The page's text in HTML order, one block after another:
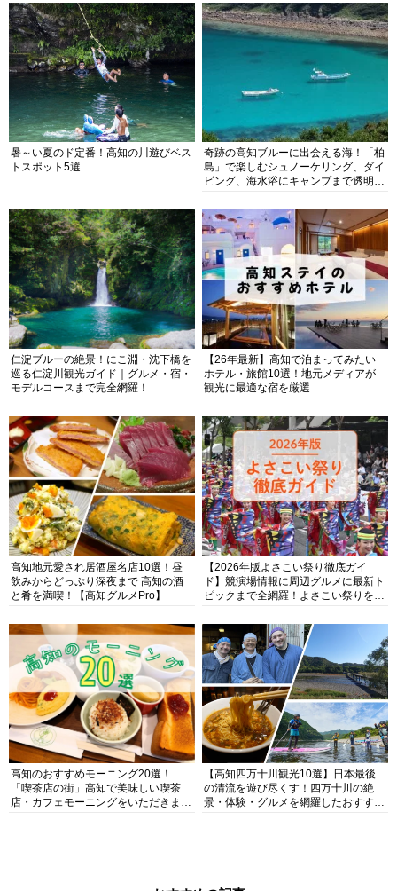
暑～い夏のド定番！高知の川遊びベス
トスポット5選
奇跡の高知ブルーに出会える海！「柏
島」で楽しむシュノーケリング、ダイ
ビング、海水浴にキャンプまで透明度
仁淀ブルーの絶景！にこ淵・沈下橋を
巡る仁淀川観光ガイド｜グルメ・宿・
モデルコースまで完全網羅！
【26年最新】高知で泊まってみたい
ホテル・旅館10選！地元メディアが
観光に最適な宿を厳選
高知地元愛され居酒屋名店10選！昼
飲みからどっぷり深夜まで 高知の酒
と肴を満喫！【高知グルメPro】
【2026年版よさこい祭り徹底ガイ
ド】競演場情報に周辺グルメに最新ト
ピックまで全網羅！よさこい祭りを満
高知のおすすめモーニング20選！
「喫茶店の街」高知で美味しい喫茶
店・カフェモーニングをいただきま
【高知四万十川観光10選】日本最後
の清流を遊び尽くす！四万十川の絶
景・体験・グルメを網羅したおすすめ